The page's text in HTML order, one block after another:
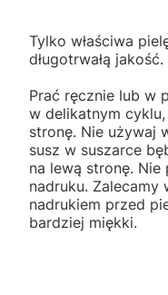
Tylko właściwa
długotrwałą jakość.
Prać ręcznie lub w
w delikatnym
stronę. Nie używaj
susz w suszarce
na lewą stronę. Nie
nadruku. Zalecamy
nadrukiem przed
bardziej miękki.